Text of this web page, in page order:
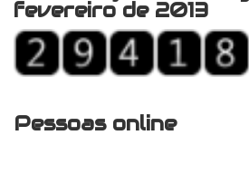
fevereiro de 2013
Pessoas online